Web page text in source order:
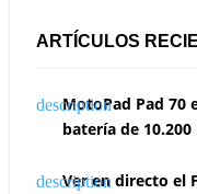
ARTÍCULOS
MotoPad Pad 70
batería de 10.200
Ver en directo el